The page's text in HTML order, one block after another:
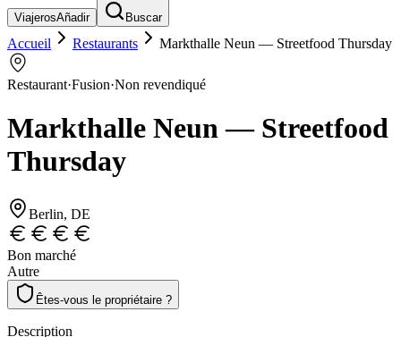
ViajerosAñadir Buscar
Accueil Restaurants Markthalle Neun — Streetfood Thursday
Restaurant·Fusion·Non revendiqué
Markthalle Neun — Streetfood
Thursday
Berlin, DE
Bon marché
Autre
Êtes-vous le propriétaire ?
Description